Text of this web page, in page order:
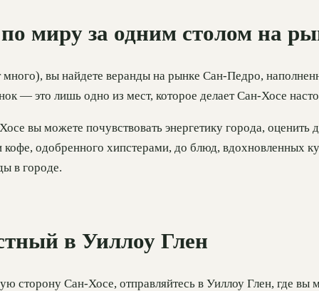
миру за одним столом на
вы найдете веранды на рынке Сан-Педро,
— это лишь одно из мест, которое делает Сан-Хосе
вы можете почувствовать энергетику города,
кофе, одобренного хипстерами, до блюд,
в городе.
в Уиллоу Глен
сторону Сан-Хосе, отправляйтесь в Уиллоу Глен, где